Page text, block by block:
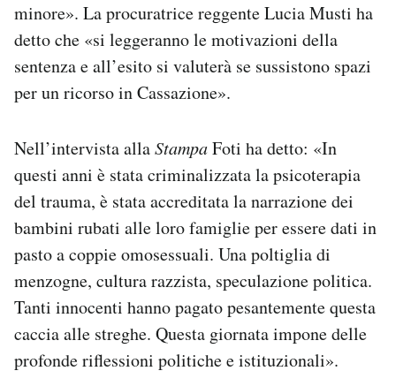
minore». La procuratrice reggente Lucia Musti ha
detto che «si leggeranno le motivazioni della
sentenza e all’esito si valuterà se sussistono spazi
per un ricorso in Cassazione».
Nell’intervista allaStampaFoti ha detto: «In
questi anni è stata criminalizzata la psicoterapia
del trauma, è stata accreditata la narrazione dei
bambini rubati alle loro famiglie per essere dati in
pasto a coppie omosessuali. Una poltiglia di
menzogne, cultura razzista, speculazione politica.
Tanti innocenti hanno pagato pesantemente questa
caccia alle streghe. Questa giornata impone delle
profonde riflessioni politiche e istituzionali».